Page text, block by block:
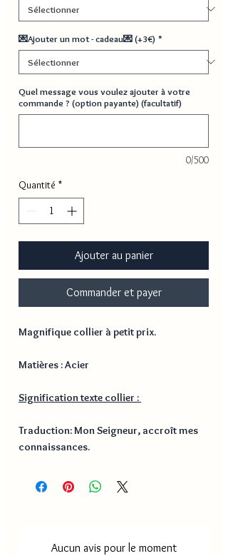
💌Ajouter un mot - cadeau💌 (+3€) *
Quel message vous voulez ajouter à votre
commande ? (option payante) (facultatif)
0/500
Quantité *
Ajouter au panier
Commander et payer
Magnifique collier à petit prix.
Matières : Acier
Signification texte collier :
Traduction: Mon Seigneur, accroît mes
connaissances.
Aucun avis pour le moment